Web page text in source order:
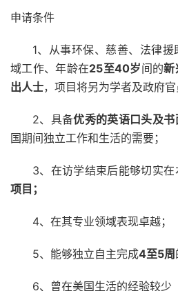
申请条件
1、从事环保、慈善、法律
域工作、年龄在25至40岁间的新
出人士，项目将另为学者及政府官
2、具备优秀的英语口头及
国期间独立工作和生活的需要；
3、在访学结束后能够切实在
项目；
4、在其专业领域表现卓越；
5、能够独立自主完成4至5周
6、曾在美国生活的经验较少